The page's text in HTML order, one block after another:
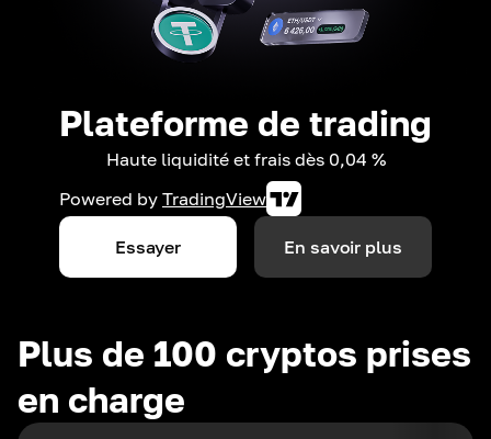
Plateforme de trading
Haute liquidité et frais dès 0,04 %
Powered by TradingView
Essayer En savoir plus
Plus de 100 cryptos prises
en charge